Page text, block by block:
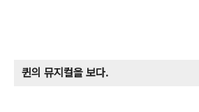
퀸의 뮤지컬을 보다.